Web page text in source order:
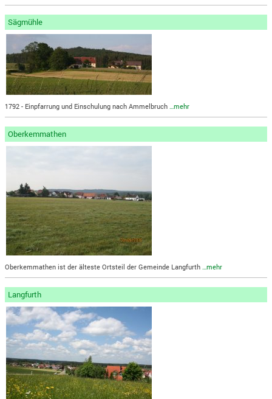
Sägmühle
1792 - Einpfarrung und Einschulung nach Ammelbruch…mehr
Oberkemmathen
Oberkemmathen ist der älteste Ortsteil der Gemeinde Langfurth…mehr
Langfurth